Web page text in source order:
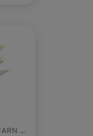
AUSTRALISCHER FARN 60